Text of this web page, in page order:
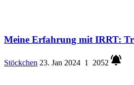
Meine Erfahrung mit IRRT:
Stöckchen 23. Jan 2024 1 2052